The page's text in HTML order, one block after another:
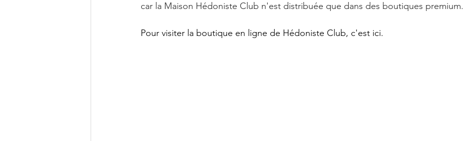
car la Maison Hédoniste Club n'est distribuée que dans des boutiques premium.
Pour visiter la boutique en ligne de Hédoniste Club, c'est ici.